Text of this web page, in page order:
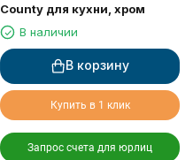
County для кухни, хром
В наличии
В корзину
Купить в 1 клик
Запрос счета для юрлиц